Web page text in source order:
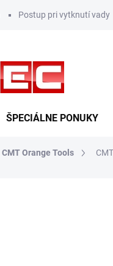
Postup pri vytknutí vady
ŠPECIÁLNE PONUKY
CMT Orange Tools